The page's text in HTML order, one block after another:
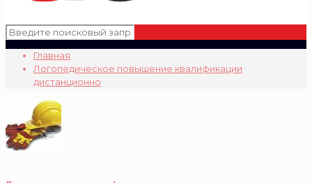
Главная
Логопедическое повышение квалификации
дистанционно